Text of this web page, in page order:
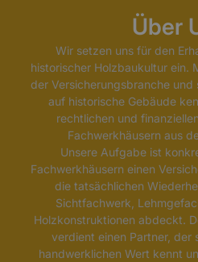
Über
Wir setzen uns für den
historischer Holzbaukultur ein.
der Versicherungsbranche
auf historische Gebäude
rechtlichen und
Fachwerkhäusern aus
Unsere Aufgabe ist
Fachwerkhäusern einen
die tatsächlichen
Sichtfachwerk,
Holzkonstruktionen abdeckt.
verdient einen Partner, der
handwerklichen Wert kennt